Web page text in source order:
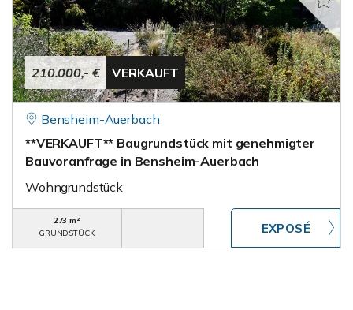
210.000,- € VERKAUFT
Bensheim-Auerbach
**VERKAUFT** Baugrundstück mit genehmigter
Bauvoranfrage in Bensheim-Auerbach
Wohngrundstück
273 m²
GRUNDSTÜCK